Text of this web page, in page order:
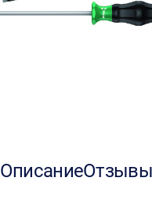
ОписаниеОтзывы